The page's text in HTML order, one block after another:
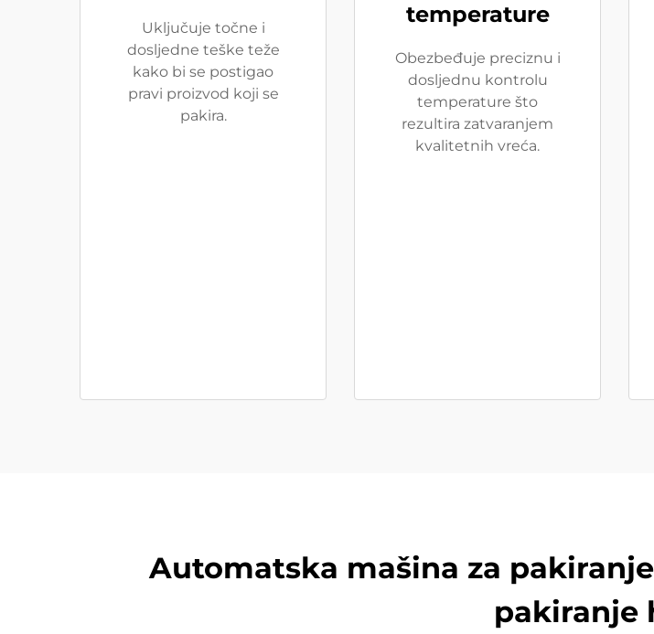
Uključuje točne i
dosljedne teške teže
kako bi se postigao
pravi proizvod koji se
pakira.
temperature
Obezbeđuje preciznu i
dosljednu kontrolu
temperature što
rezultira zatvaranjem
kvalitetnih vreća.
Automatska mašina za
pakiranje